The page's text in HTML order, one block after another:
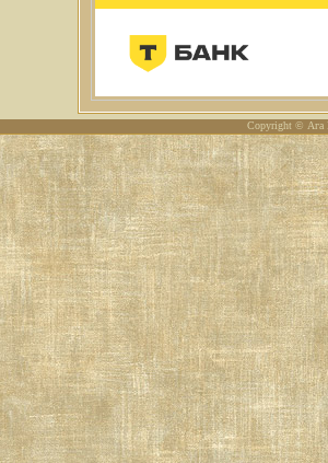
Copyright © Ага